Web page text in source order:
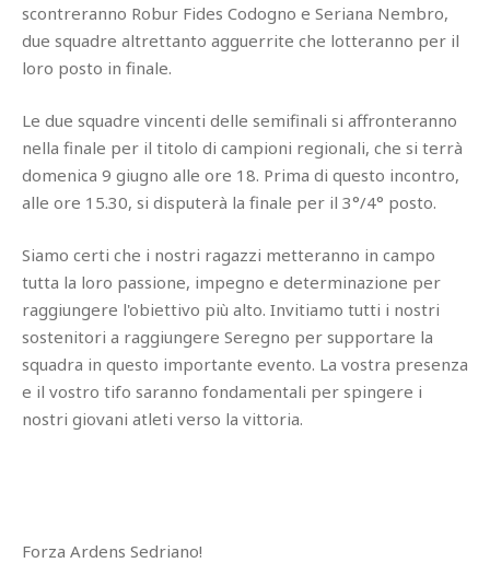
scontreranno Robur Fides Codogno e Seriana Nembro,
due squadre altrettanto agguerrite che lotteranno per il
loro posto in finale.
Le due squadre vincenti delle semifinali si affronteranno
nella finale per il titolo di campioni regionali, che si terrà
domenica 9 giugno alle ore 18. Prima di questo incontro,
alle ore 15.30, si disputerà la finale per il 3°/4° posto.
Siamo certi che i nostri ragazzi metteranno in campo
tutta la loro passione, impegno e determinazione per
raggiungere l'obiettivo più alto. Invitiamo tutti i nostri
sostenitori a raggiungere Seregno per supportare la
squadra in questo importante evento. La vostra presenza
e il vostro tifo saranno fondamentali per spingere i
nostri giovani atleti verso la vittoria.
Forza Ardens Sedriano!